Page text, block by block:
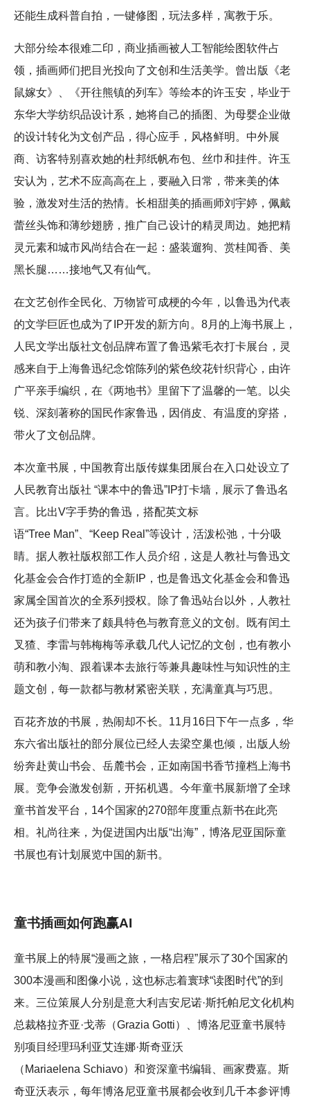
还能生成科普自拍，一键修图，玩法多样，寓教于乐。
大部分绘本很难二印，商业插画被人工智能绘图软件占
领，插画师们把目光投向了文创和生活美学。曾出版《老
鼠嫁女》、《开往熊镇的列车》等绘本的许玉安，毕业于
东华大学纺织品设计系，她将自己的插图、为母婴企业做
的设计转化为文创产品，得心应手，风格鲜明。中外展
商、访客特别喜欢她的杜邦纸帆布包、丝巾和挂件。许玉
安认为，艺术不应高高在上，要融入日常，带来美的体
验，激发对生活的热情。长相甜美的插画师刘宇婷，佩戴
蕾丝头饰和薄纱翅膀，推广自己设计的精灵周边。她把精
灵元素和城市风尚结合在一起：盛装遛狗、赏桂闻香、美
黑长腿……接地气又有仙气。
在文艺创作全民化、万物皆可成梗的今年，以鲁迅为代表
的文学巨匠也成为了IP开发的新方向。8月的上海书展上，
人民文学出版社文创品牌布置了鲁迅紫毛衣打卡展台，灵
感来自于上海鲁迅纪念馆陈列的紫色绞花针织背心，由许
广平亲手编织，在《两地书》里留下了温馨的一笔。以尖
锐、深刻著称的国民作家鲁迅，因俏皮、有温度的穿搭，
带火了文创品牌。
本次童书展，中国教育出版传媒集团展台在入口处设立了
人民教育出版社 “课本中的鲁迅”IP打卡墙，展示了鲁迅名
言。比出V字手势的鲁迅，搭配英文标
语“Tree Man”、“Keep Real”等设计，活泼松弛，十分吸
睛。据人教社版权部工作人员介绍，这是人教社与鲁迅文
化基金会合作打造的全新IP，也是鲁迅文化基金会和鲁迅
家属全国首次的全系列授权。除了鲁迅站台以外，人教社
还为孩子们带来了颇具特色与教育意义的文创。既有闰土
叉猹、李雷与韩梅梅等承载几代人记忆的文创，也有教小
萌和教小淘、跟着课本去旅行等兼具趣味性与知识性的主
题文创，每一款都与教材紧密关联，充满童真与巧思。
百花齐放的书展，热闹却不长。11月16日下午一点多，华
东六省出版社的部分展位已经人去梁空巢也倾，出版人纷
纷奔赴黄山书会、岳麓书会，正如南国书香节撞档上海书
展。竞争会激发创新，开拓机遇。今年童书展新增了全球
童书首发平台，14个国家的270部年度重点新书在此亮
相。礼尚往来，为促进国内出版“出海”，博洛尼亚国际童
书展也有计划展览中国的新书。
童书插画如何跑赢AI
童书展上的特展“漫画之旅，一格启程”展示了30个国家的
300本漫画和图像小说，这也标志着寰球“读图时代”的到
来。三位策展人分别是意大利吉安尼诺·斯托帕尼文化机构
总裁格拉齐亚·戈蒂（Grazia Gotti）、博洛尼亚童书展特
别项目经理玛利亚艾连娜·斯奇亚沃
（Mariaelena Schiavo）和资深童书编辑、画家费嘉。斯
奇亚沃表示，每年博洛尼亚童书展都会收到几千本参评博